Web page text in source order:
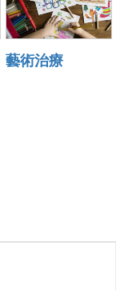
藝術治療